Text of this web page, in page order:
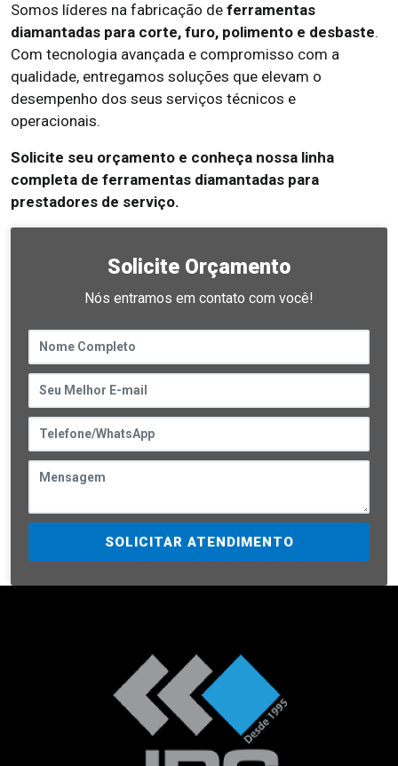
Somos líderes na fabricação de ferramentas
diamantadas para corte, furo, polimento e desbaste.
Com tecnologia avançada e compromisso com a
qualidade, entregamos soluções que elevam o
desempenho dos seus serviços técnicos e
operacionais.
Solicite seu orçamento e conheça nossa linha
completa de ferramentas diamantadas para
prestadores de serviço.
Solicite Orçamento
Nós entramos em contato com você!
SOLICITAR ATENDIMENTO